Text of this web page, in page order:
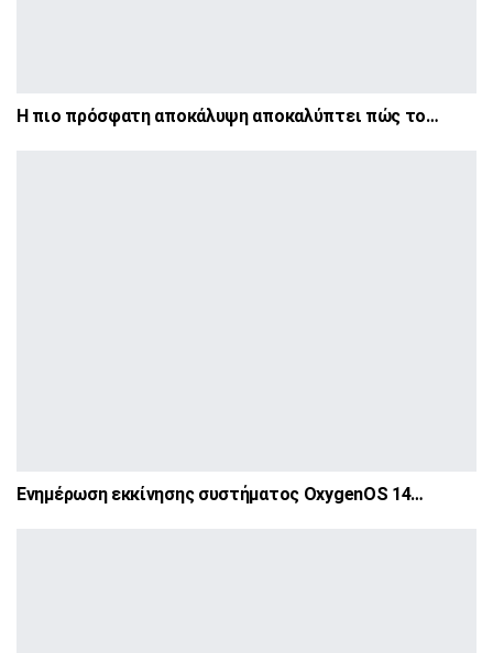
Η πιο πρόσφατη αποκάλυψη αποκαλύπτει πώς το…
Ενημέρωση εκκίνησης συστήματος OxygenOS 14…